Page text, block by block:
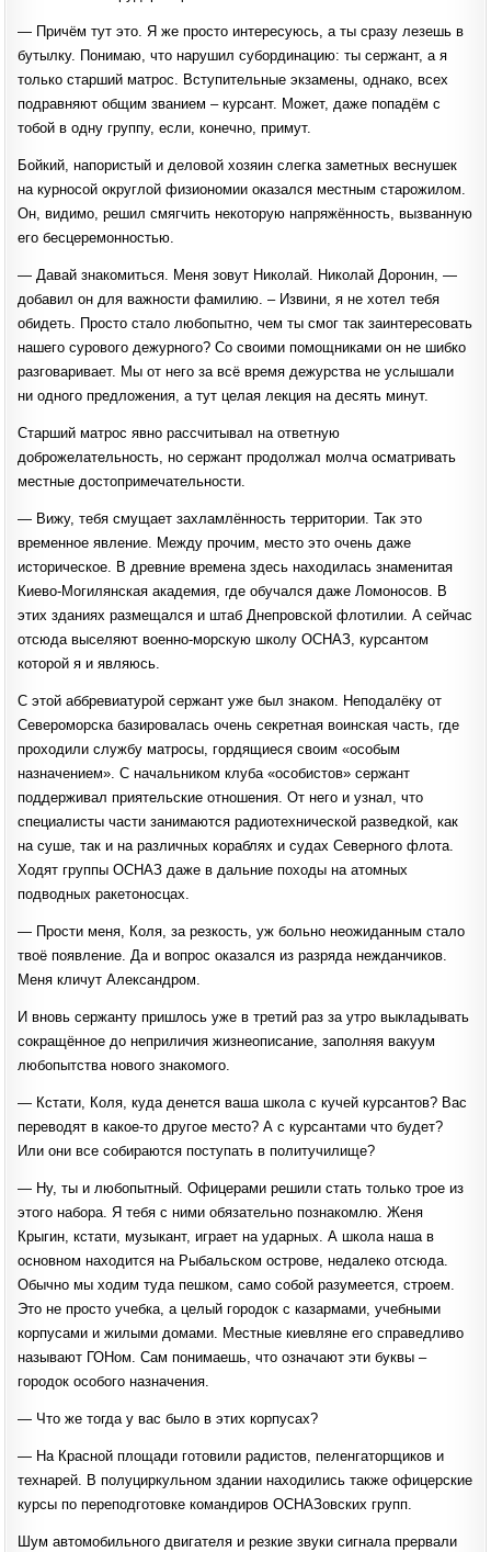
— Причём тут это. Я же просто интересуюсь, а ты сразу лезешь в
бутылку. Понимаю, что нарушил субординацию: ты сержант, а я
только старший матрос. Вступительные экзамены, однако, всех
подравняют общим званием – курсант. Может, даже попадём с
тобой в одну группу, если, конечно, примут.
Бойкий, напористый и деловой хозяин слегка заметных веснушек
на курносой округлой физиономии оказался местным старожилом.
Он, видимо, решил смягчить некоторую напряжённость, вызванную
его бесцеремонностью.
— Давай знакомиться. Меня зовут Николай. Николай Доронин, —
добавил он для важности фамилию. – Извини, я не хотел тебя
обидеть. Просто стало любопытно, чем ты смог так заинтересовать
нашего сурового дежурного? Со своими помощниками он не шибко
разговаривает. Мы от него за всё время дежурства не услышали
ни одного предложения, а тут целая лекция на десять минут.
Старший матрос явно рассчитывал на ответную
доброжелательность, но сержант продолжал молча осматривать
местные достопримечательности.
— Вижу, тебя смущает захламлённость территории. Так это
временное явление. Между прочим, место это очень даже
историческое. В древние времена здесь находилась знаменитая
Киево-Могилянская академия, где обучался даже Ломоносов. В
этих зданиях размещался и штаб Днепровской флотилии. А сейчас
отсюда выселяют военно-морскую школу ОСНАЗ, курсантом
которой я и являюсь.
С этой аббревиатурой сержант уже был знаком. Неподалёку от
Североморска базировалась очень секретная воинская часть, где
проходили службу матросы, гордящиеся своим «особым
назначением». С начальником клуба «особистов» сержант
поддерживал приятельские отношения. От него и узнал, что
специалисты части занимаются радиотехнической разведкой, как
на суше, так и на различных кораблях и судах Северного флота.
Ходят группы ОСНАЗ даже в дальние походы на атомных
подводных ракетоносцах.
— Прости меня, Коля, за резкость, уж больно неожиданным стало
твоё появление. Да и вопрос оказался из разряда нежданчиков.
Меня кличут Александром.
И вновь сержанту пришлось уже в третий раз за утро выкладывать
сокращённое до неприличия жизнеописание, заполняя вакуум
любопытства нового знакомого.
— Кстати, Коля, куда денется ваша школа с кучей курсантов? Вас
переводят в какое-то другое место? А с курсантами что будет?
Или они все собираются поступать в политучилище?
— Ну, ты и любопытный. Офицерами решили стать только трое из
этого набора. Я тебя с ними обязательно познакомлю. Женя
Крыгин, кстати, музыкант, играет на ударных. А школа наша в
основном находится на Рыбальском острове, недалеко отсюда.
Обычно мы ходим туда пешком, само собой разумеется, строем.
Это не просто учебка, а целый городок с казармами, учебными
корпусами и жилыми домами. Местные киевляне его справедливо
называют ГОНом. Сам понимаешь, что означают эти буквы –
городок особого назначения.
— Что же тогда у вас было в этих корпусах?
— На Красной площади готовили радистов, пеленгаторщиков и
технарей. В полуциркульном здании находились также офицерские
курсы по переподготовке командиров ОСНАЗовских групп.
Шум автомобильного двигателя и резкие звуки сигнала прервали